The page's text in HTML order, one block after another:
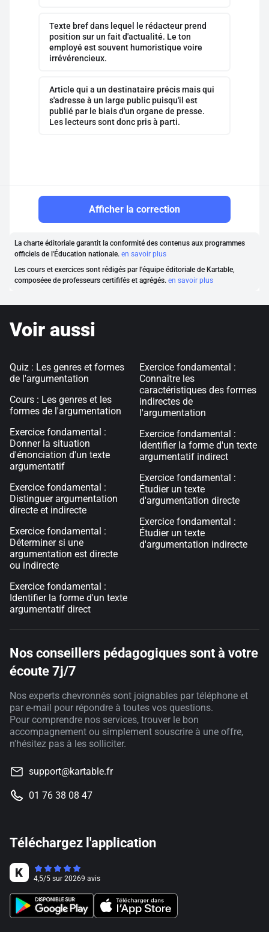
Texte bref dans lequel le rédacteur prend
position sur un fait d'actualité. Le ton
employé est souvent humoristique voire
irrévérencieux.
Article qui a un destinataire précis mais qui
s'adresse à un large public puisqu'il est
publié par le biais d'un organe de presse.
Les lecteurs sont donc pris à parti.
Afficher la correction
La charte éditoriale garantit la conformité des contenus aux programmes
officiels de l'Éducation nationale. en savoir plus
Les cours et exercices sont rédigés par l'équipe éditoriale de Kartable,
composéee de professeurs certififés et agrégés. en savoir plus
Voir aussi
Quiz : Les genres et formes
de l'argumentation
Cours : Les genres et les
formes de l'argumentation
Exercice fondamental :
Donner la situation
d'énonciation d'un texte
argumentatif
Exercice fondamental :
Distinguer argumentation
directe et indirecte
Exercice fondamental :
Déterminer si une
argumentation est directe
ou indirecte
Exercice fondamental :
Identifier la forme d'un texte
argumentatif direct
Exercice fondamental :
Connaître les
caractéristiques des formes
indirectes de
l'argumentation
Exercice fondamental :
Identifier la forme d'un texte
argumentatif indirect
Exercice fondamental :
Étudier un texte
d'argumentation directe
Exercice fondamental :
Étudier un texte
d'argumentation indirecte
Nos conseillers pédagogiques sont à votre
écoute 7j/7
Nos experts chevronnés sont joignables par téléphone et
par e-mail pour répondre à toutes vos questions.
Pour comprendre nos services, trouver le bon
accompagnement ou simplement souscrire à une offre,
n'hésitez pas à les solliciter.
support@kartable.fr
01 76 38 08 47
Téléchargez l'application
4,5/5 sur 20269 avis